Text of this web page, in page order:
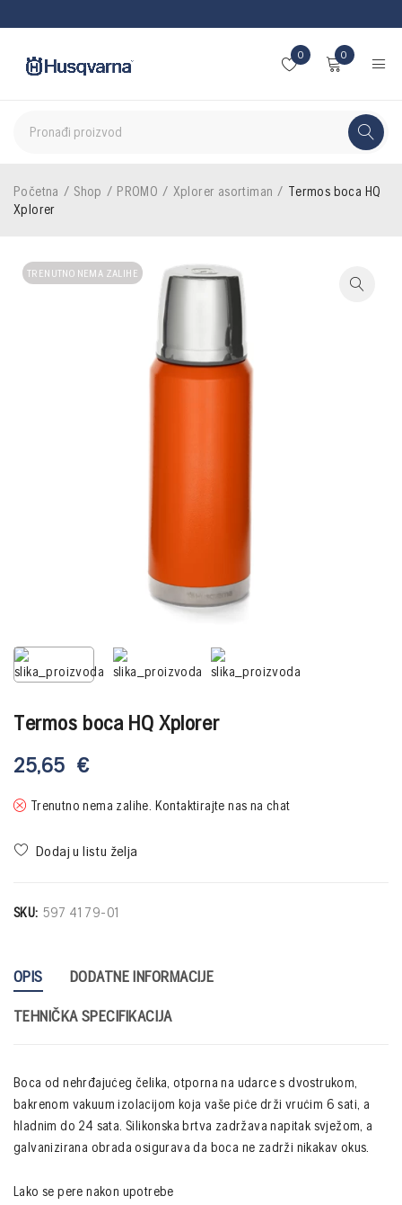
0 0
Početna / Shop / PROMO / Xplorer asortiman / Termos boca HQ
Xplorer
TRENUTNO NEMA ZALIHE
Termos boca HQ Xplorer
25,65 €
Trenutno nema zalihe. Kontaktirajte nas na chat
SKU: 597 41 79-01
OPIS DODATNE INFORMACIJE
TEHNIČKA SPECIFIKACIJA
Boca od nehrđajućeg čelika, otporna na udarce s dvostrukom,
bakrenom vakuum izolacijom koja vaše piće drži vrućim 6 sati, a
hladnim do 24 sata. Silikonska brtva zadržava napitak svježom, a
galvanizirana obrada osigurava da boca ne zadrži nikakav okus.
Lako se pere nakon upotrebe